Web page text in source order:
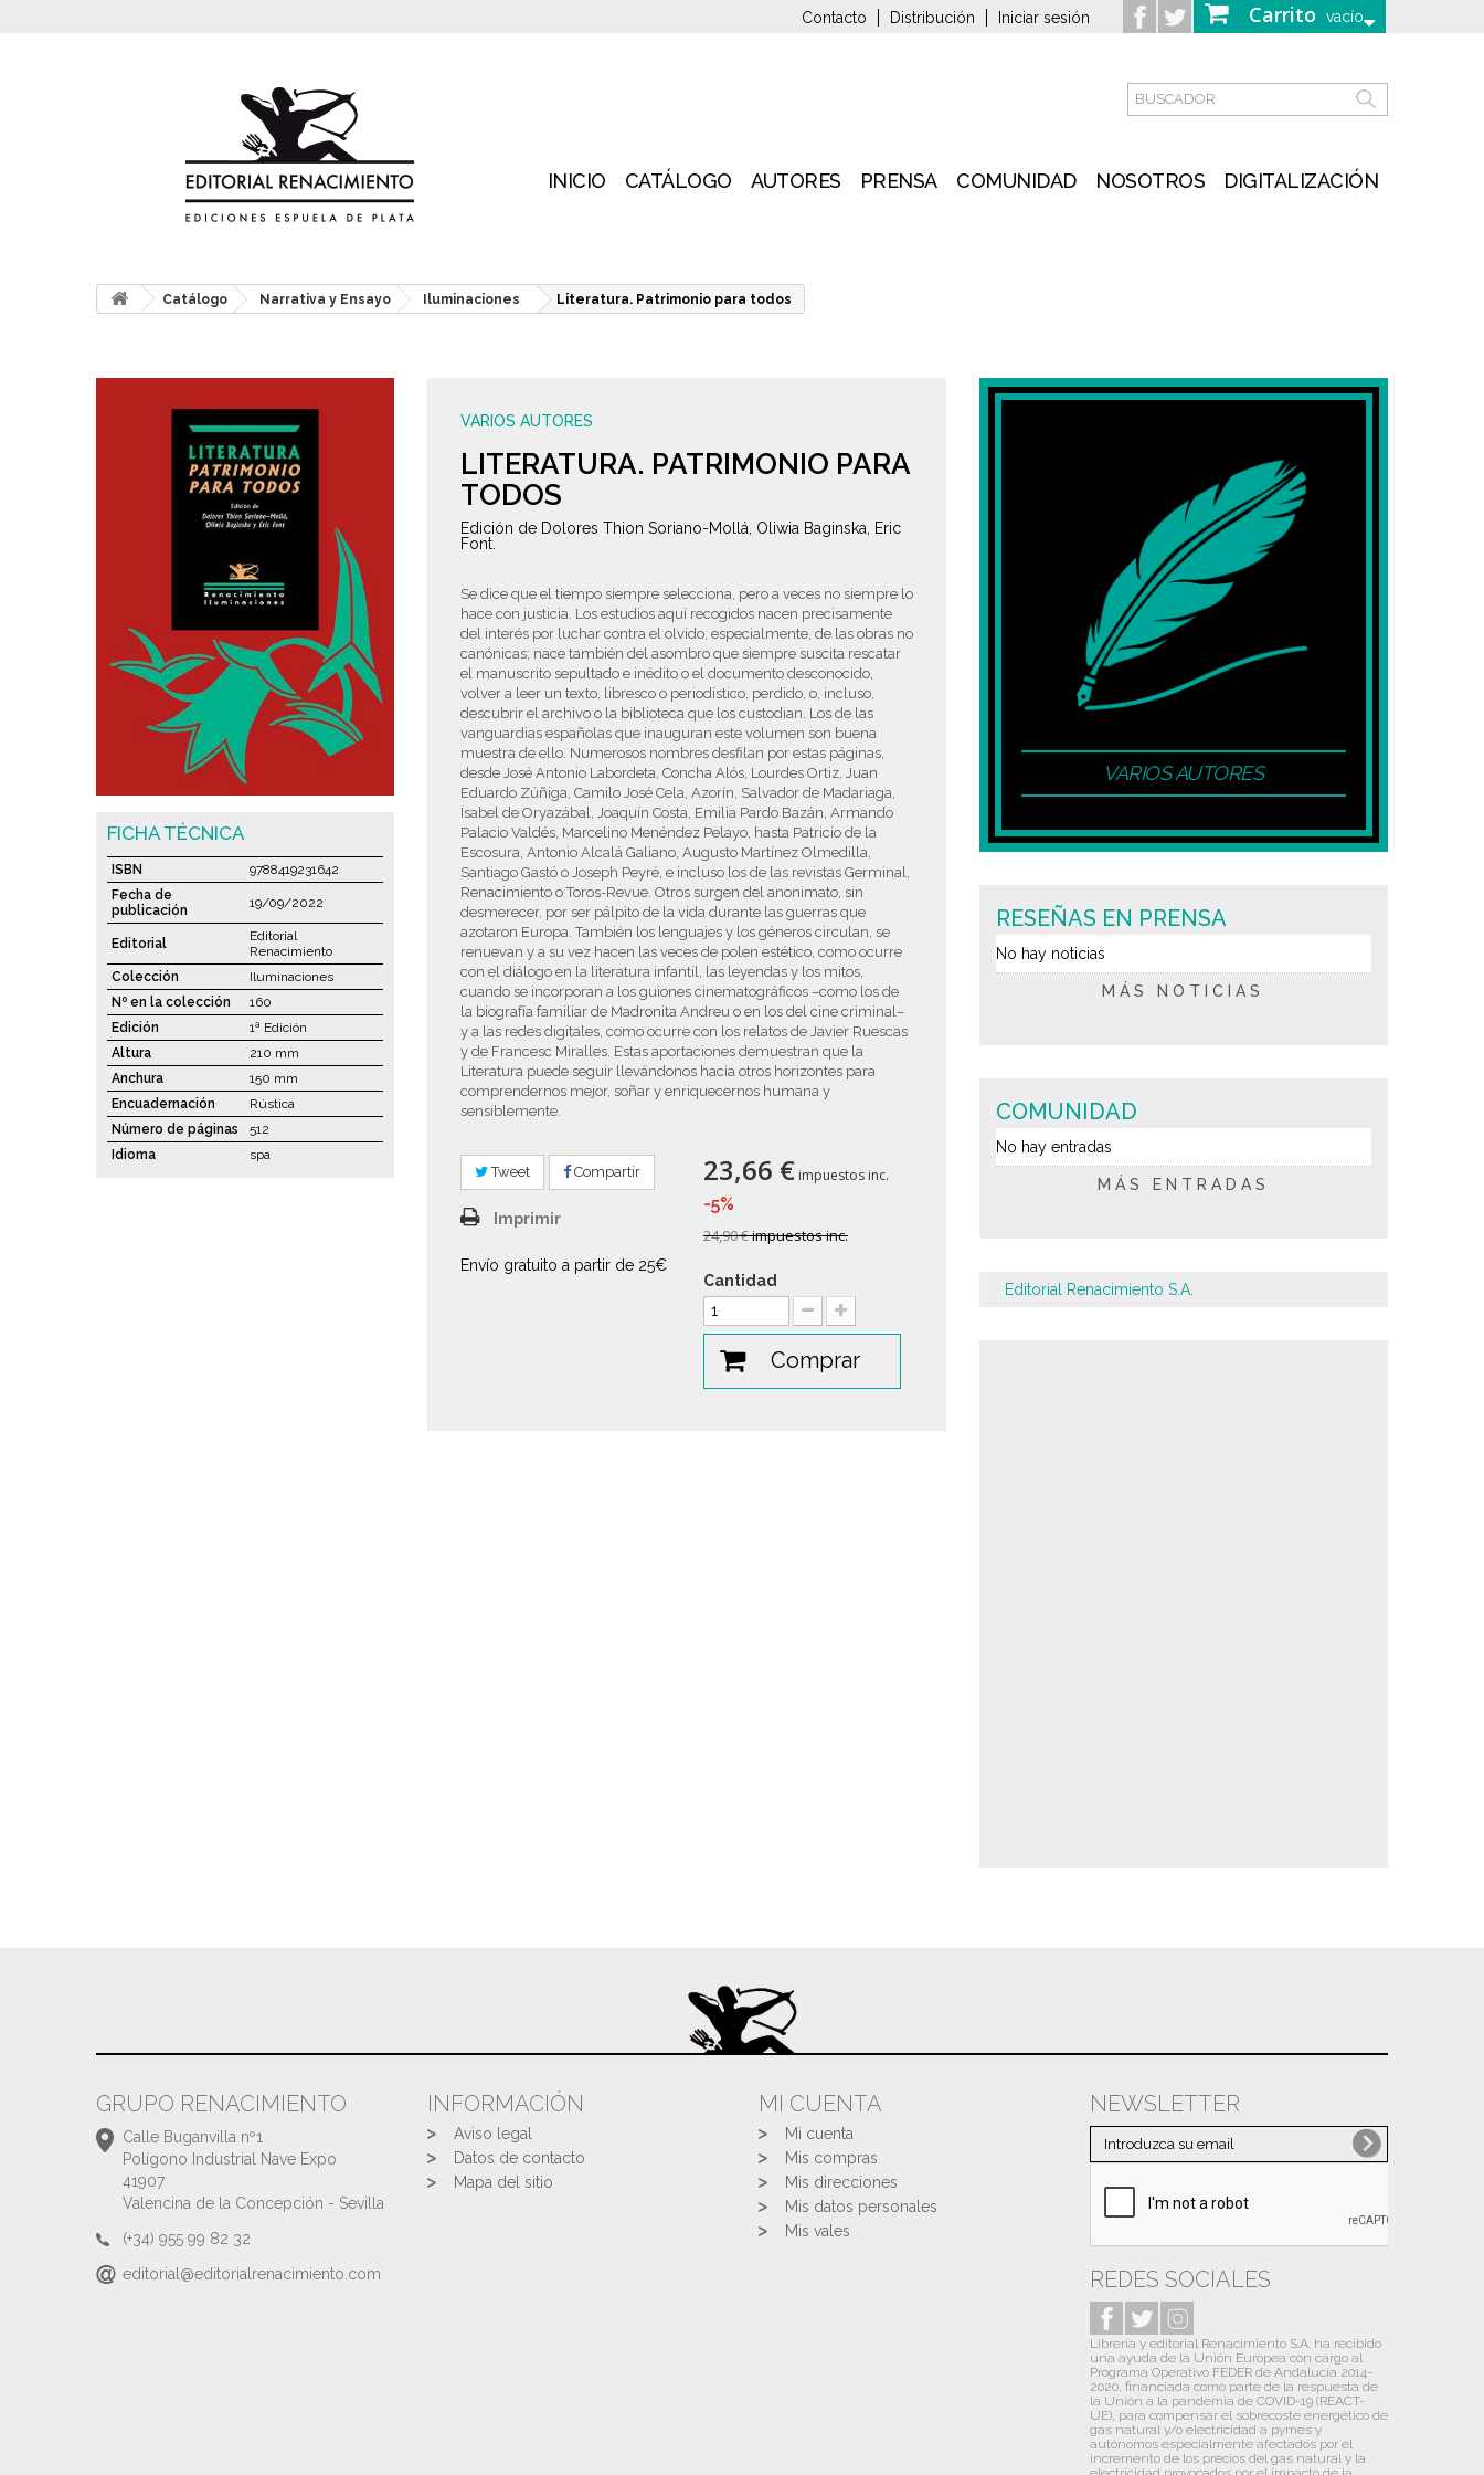
Carrito vacío
Contacto Distribución Iniciar sesión
INICIO CATÁLOGO AUTORES PRENSA COMUNIDAD NOSOTROS DIGITALIZACIÓN
Catálogo Narrativa y Ensayo Iluminaciones Literatura. Patrimonio para todos
VARIOS AUTORES
LITERATURA. PATRIMONIO PARA
TODOS
Edición de Dolores Thion Soriano-Mollá, Oliwia Baginska, Eric
Font.
Se dice que el tiempo siempre selecciona, pero a veces no siempre lo
hace con justicia. Los estudios aquí recogidos nacen precisamente
del interés por luchar contra el olvido, especialmente, de las obras no
canónicas; nace también del asombro que siempre suscita rescatar
el manuscrito sepultado e inédito o el documento desconocido,
volver a leer un texto, libresco o periodístico, perdido, o, incluso,
descubrir el archivo o la biblioteca que los custodian. Los de las
vanguardias españolas que inauguran este volumen son buena
muestra de ello. Numerosos nombres desfilan por estas páginas,
desde José Antonio Labordeta, Concha Alós, Lourdes Ortiz, Juan
Eduardo Zúñiga, Camilo José Cela, Azorín, Salvador de Madariaga,
Isabel de Oryazábal, Joaquín Costa, Emilia Pardo Bazán, Armando
Palacio Valdés, Marcelino Menéndez Pelayo, hasta Patricio de la
Escosura, Antonio Alcalá Galiano, Augusto Martínez Olmedilla,
Santiago Gastó o Joseph Peyré, e incluso los de las revistas Germinal,
Renacimiento o Toros-Revue. Otros surgen del anonimato, sin
desmerecer, por ser pálpito de la vida durante las guerras que
azotaron Europa. También los lenguajes y los géneros circulan, se
renuevan y a su vez hacen las veces de polen estético, como ocurre
con el diálogo en la literatura infantil, las leyendas y los mitos,
cuando se incorporan a los guiones cinematográficos –como los de
la biografía familiar de Madronita Andreu o en los del cine criminal–
y a las redes digitales, como ocurre con los relatos de Javier Ruescas
y de Francesc Miralles. Estas aportaciones demuestran que la
Literatura puede seguir llevándonos hacia otros horizontes para
comprendernos mejor, soñar y enriquecernos humana y
sensiblemente.
Tweet Compartir
Imprimir
Envío gratuito a partir de 25€
23,66 € impuestos inc.
-5%
24,90 €impuestos inc.
Cantidad
Comprar
FICHA TÉCNICA
ISBN
9788419231642
Fecha de
publicación
19/09/2022
Editorial
Editorial
Renacimiento
Colección
Iluminaciones
Nº en la colección
160
Edición
1ª Edición
Altura
210 mm
Anchura
150 mm
Encuadernación
Rústica
Número de páginas
512
Idioma
spa
VARIOS AUTORES
RESEÑAS EN PRENSA
No hay noticias
MÁS NOTICIAS
COMUNIDAD
No hay entradas
MÁS ENTRADAS
Editorial Renacimiento S.A.
GRUPO RENACIMIENTO
Calle Buganvilla nº1
Polígono Industrial Nave Expo
41907
Valencina de la Concepción - Sevilla
(+34) 955 99 82 32
editorial@editorialrenacimiento.com
INFORMACIÓN
Aviso legal
Datos de contacto
Mapa del sitio
MI CUENTA
Mi cuenta
Mis compras
Mis direcciones
Mis datos personales
Mis vales
NEWSLETTER
REDES SOCIALES
Librería y editorial Renacimiento S.A. ha recibido
una ayuda de la Unión Europea con cargo al
Programa Operativo FEDER de Andalucía 2014-
2020, financiada como parte de la respuesta de
la Unión a la pandemia de COVID-19 (REACT-
UE), para compensar el sobrecoste energético de
gas natural y/o electricidad a pymes y
autónomos especialmente afectados por el
incremento de los precios del gas natural y la